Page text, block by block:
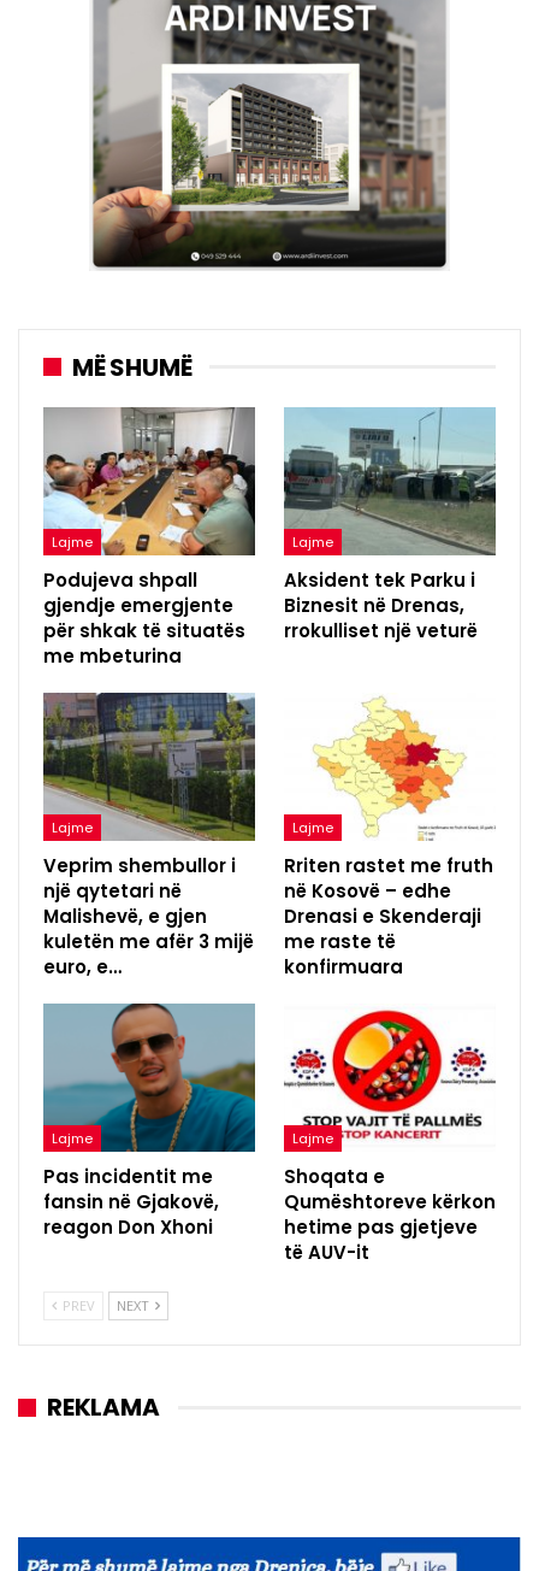
MË SHUMË
Lajme
Podujeva shpall
gjendje emergjente
për shkak të situatës
me mbeturina
Lajme
Aksident tek Parku i
Biznesit në Drenas,
rrokulliset një veturë
Lajme
Veprim shembullor i
një qytetari në
Malishevë, e gjen
kuletën me afër 3 mijë
euro, e…
Lajme
Rriten rastet me fruth
në Kosovë – edhe
Drenasi e Skenderaji
me raste të
konfirmuara
Lajme
Pas incidentit me
fansin në Gjakovë,
reagon Don Xhoni
Lajme
Shoqata e
Qumështoreve kërkon
hetime pas gjetjeve
të AUV-it
PREV NEXT
REKLAMA